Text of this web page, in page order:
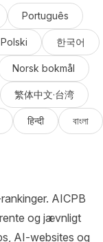
Português
Polski 한국어
Norsk bokmål
繁体中文·台湾
हिन्दी বাংলা
AICPB
og jævnligt
AI-websites og